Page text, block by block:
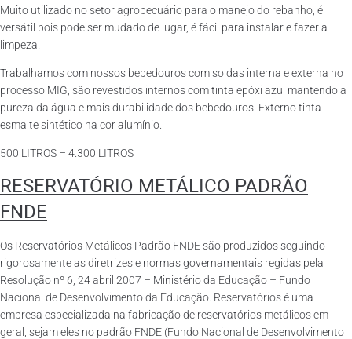
Muito utilizado no setor agropecuário para o manejo do rebanho, é
versátil pois pode ser mudado de lugar, é fácil para instalar e fazer a
limpeza.
Trabalhamos com nossos bebedouros com soldas interna e externa no
processo MIG, são revestidos internos com tinta epóxi azul mantendo a
pureza da água e mais durabilidade dos bebedouros. Externo tinta
esmalte sintético na cor alumínio.
500 LITROS – 4.300 LITROS
RESERVATÓRIO METÁLICO PADRÃO
FNDE
Os Reservatórios Metálicos Padrão FNDE são produzidos seguindo
rigorosamente as diretrizes e normas governamentais regidas pela
Resolução nº 6, 24 abril 2007 – Ministério da Educação – Fundo
Nacional de Desenvolvimento da Educação. Reservatórios é uma
empresa especializada na fabricação de reservatórios metálicos em
geral, sejam eles no padrão FNDE (Fundo Nacional de Desenvolvimento